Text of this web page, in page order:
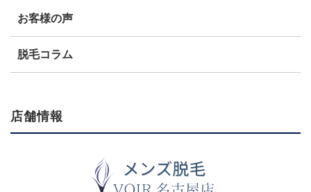
お客様の声
脱毛コラム
店舗情報